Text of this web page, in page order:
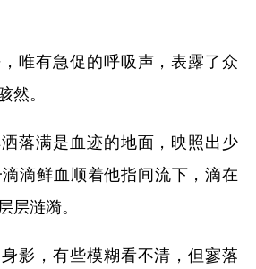
唯有急促的呼吸声，表露了众
然。
落满是血迹的地面，映照出少
滴鲜血顺着他指间流下，滴在
层涟漪。
影，有些模糊看不清，但寥落